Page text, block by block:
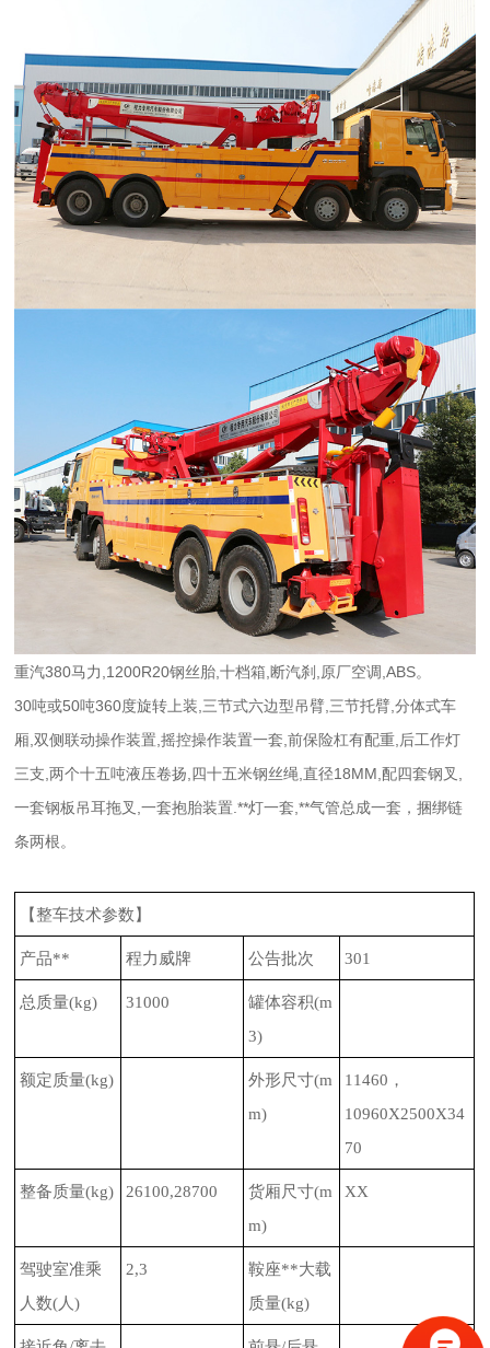
重汽380马力,1200R20钢丝胎,十档箱,断汽刹,原厂空调,ABS。
30吨或50吨360度旋转上装,三节式六边型吊臂,三节托臂,分体式车
厢,双侧联动操作装置,摇控操作装置一套,前保险杠有配重,后工作灯
三支,两个十五吨液压卷扬,四十五米钢丝绳,直径18MM,配四套钢叉,
一套钢板吊耳拖叉,一套抱胎装置.**灯一套,**气管总成一套，捆绑链
条两根。
【整车技术参数】
产品** 程力威牌 公告批次 301
总质量(kg) 31000 罐体容积(m
3)
额定质量(kg) 外形尺寸(m
m)
11460 ，
10960X2500X34
70
整备质量(kg) 26100,28700 货厢尺寸(m
m)
XX
驾驶室准乘
人数(人)
2,3
鞍座**大载
质量(kg)